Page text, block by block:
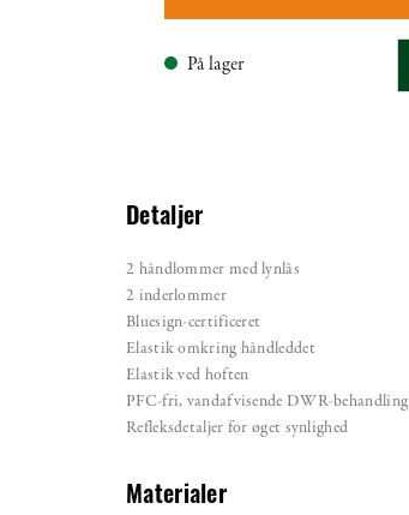
På lager
Detaljer
2 håndlommer med lynlås
2 inderlommer
Bluesign-certificeret
Elastik omkring håndleddet
Elastik ved hoften
PFC-fri, vandafvisende DWR-behandling
Refleksdetaljer for øget synlighed
Materialer